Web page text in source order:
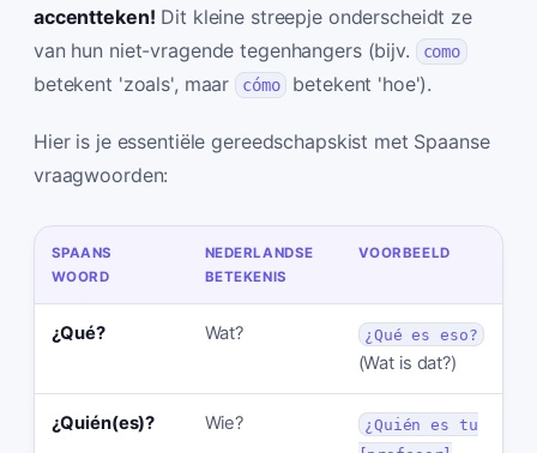
accentteken! Dit kleine streepje onderscheidt ze
van hun niet-vragende tegenhangers (bijv.
como
betekent 'zoals', maar cómo betekent 'hoe').
Hier is je essentiële gereedschapskist met Spaanse
vraagwoorden:
SPAANS
WOORD
NEDERLANDSE
BETEKENIS
VOORBEELD
¿Qué? Wat? ¿Qué es eso?
(Wat is dat?)
¿Quién(es)? Wie?
¿Quién es tu